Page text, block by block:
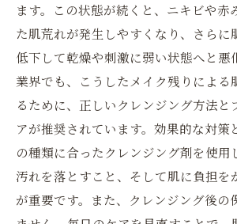
ます。この状態が続くと、ニキビや赤
た肌荒れが発生しやすくなり、さらに
低下して乾燥や刺激に弱い状態へと悪
業界でも、こうしたメイク残りによる
るために、正しいクレンジング方法と
アが推奨されています。効果的な対策
の種類に合ったクレンジング剤を使用
汚れを落とすこと、そして肌に負担を
が重要です。また、クレンジング後の